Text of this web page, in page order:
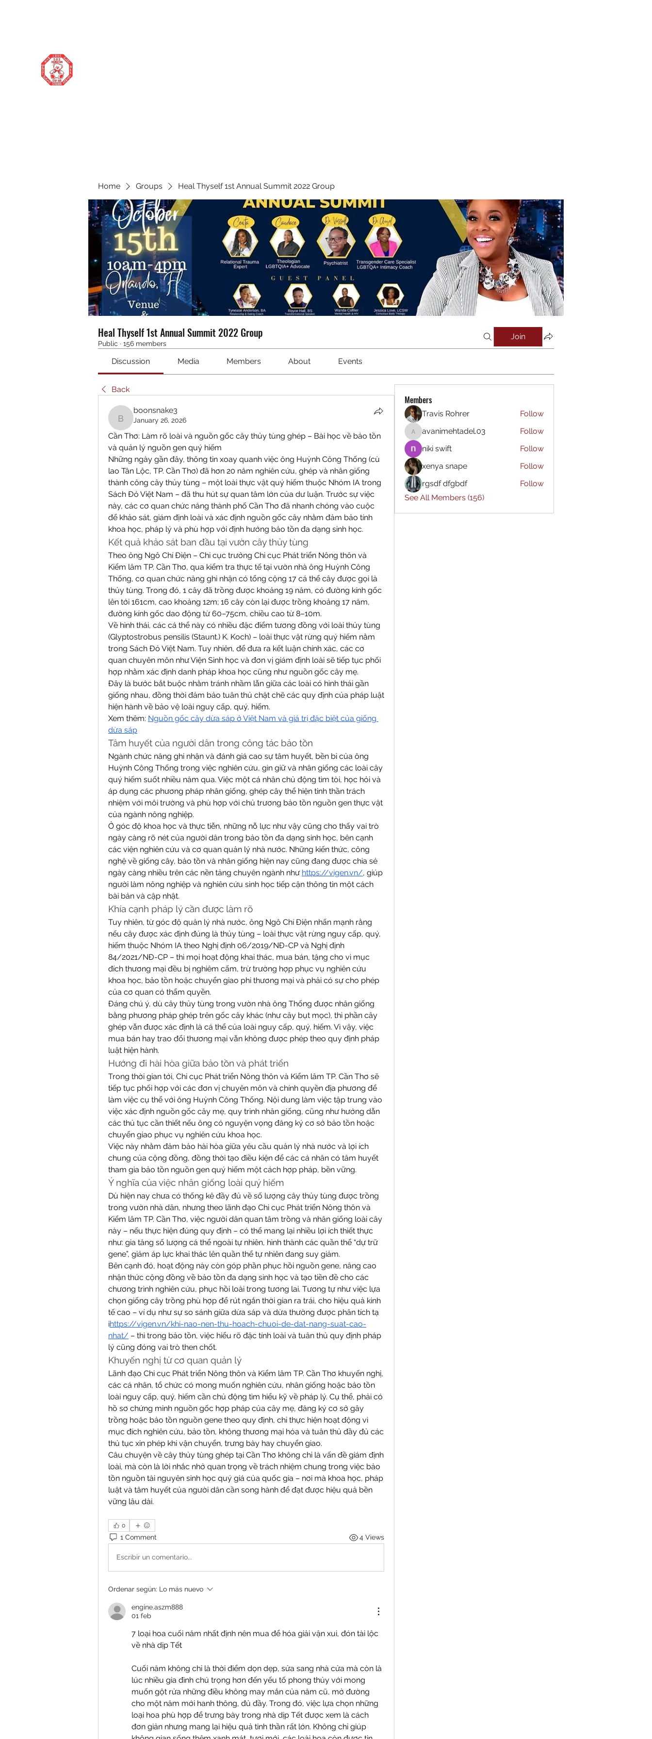
Home Groups Heal Thyself 1st Annual Summit 2022 Group
Heal Thyself 1st Annual Summit 2022 Group
Public · 156 members
Join
Discussion Media Members About Events
Back
boonsnake3
boonsnake3
January 26, 2026
Cần Thơ: Làm rõ loài và nguồn gốc cây thủy tùng ghép – Bài học về bảo tồn
và quản lý nguồn gen quý hiếm
Những ngày gần đây, thông tin xoay quanh việc ông Huỳnh Công Thống (cù
lao Tân Lộc, TP. Cần Thơ) đã hơn 20 năm nghiên cứu, ghép và nhân giống
thành công cây thủy tùng – một loài thực vật quý hiếm thuộc Nhóm IA trong
Sách Đỏ Việt Nam – đã thu hút sự quan tâm lớn của dư luận. Trước sự việc
này, các cơ quan chức năng thành phố Cần Thơ đã nhanh chóng vào cuộc
để khảo sát, giám định loài và xác định nguồn gốc cây nhằm đảm bảo tính
khoa học, pháp lý và phù hợp với định hướng bảo tồn đa dạng sinh học.
Kết quả khảo sát ban đầu tại vườn cây thủy tùng
Theo ông Ngô Chí Điện – Chi cục trưởng Chi cục Phát triển Nông thôn và
Kiểm lâm TP. Cần Thơ, qua kiểm tra thực tế tại vườn nhà ông Huỳnh Công
Thống, cơ quan chức năng ghi nhận có tổng cộng 17 cá thể cây được gọi là
thủy tùng. Trong đó, 1 cây đã trồng được khoảng 19 năm, có đường kính gốc
lên tới 161cm, cao khoảng 12m; 16 cây còn lại được trồng khoảng 17 năm,
đường kính gốc dao động từ 60–75cm, chiều cao từ 8–10m.
Về hình thái, các cá thể này có nhiều đặc điểm tương đồng với loài thủy tùng
(Glyptostrobus pensilis (Staunt.) K. Koch) – loài thực vật rừng quý hiếm nằm
trong Sách Đỏ Việt Nam. Tuy nhiên, để đưa ra kết luận chính xác, các cơ
quan chuyên môn như Viện Sinh học và đơn vị giám định loài sẽ tiếp tục phối
hợp nhằm xác định danh pháp khoa học cũng như nguồn gốc cây mẹ.
Đây là bước bắt buộc nhằm tránh nhầm lẫn giữa các loài có hình thái gần
giống nhau, đồng thời đảm bảo tuân thủ chặt chẽ các quy định của pháp luật
hiện hành về bảo vệ loài nguy cấp, quý, hiếm.
Xem thêm: Nguồn gốc cây dừa sáp ở Việt Nam và giá trị đặc biệt của giống
dừa sáp
Tâm huyết của người dân trong công tác bảo tồn
Ngành chức năng ghi nhận và đánh giá cao sự tâm huyết, bền bỉ của ông
Huỳnh Công Thống trong việc nghiên cứu, gìn giữ và nhân giống các loài cây
quý hiếm suốt nhiều năm qua. Việc một cá nhân chủ động tìm tòi, học hỏi và
áp dụng các phương pháp nhân giống, ghép cây thể hiện tinh thần trách
nhiệm với môi trường và phù hợp với chủ trương bảo tồn nguồn gen thực vật
của ngành nông nghiệp.
Ở góc độ khoa học và thực tiễn, những nỗ lực như vậy cũng cho thấy vai trò
ngày càng rõ nét của người dân trong bảo tồn đa dạng sinh học, bên cạnh
các viện nghiên cứu và cơ quan quản lý nhà nước. Những kiến thức, công
nghệ về giống cây, bảo tồn và nhân giống hiện nay cũng đang được chia sẻ
ngày càng nhiều trên các nền tảng chuyên ngành như https://vigen.vn/, giúp
người làm nông nghiệp và nghiên cứu sinh học tiếp cận thông tin một cách
bài bản và cập nhật.
Khía cạnh pháp lý cần được làm rõ
Tuy nhiên, từ góc độ quản lý nhà nước, ông Ngô Chí Điện nhấn mạnh rằng
nếu cây được xác định đúng là thủy tùng – loài thực vật rừng nguy cấp, quý,
hiếm thuộc Nhóm IA theo Nghị định 06/2019/NĐ-CP và Nghị định
84/2021/NĐ-CP – thì mọi hoạt động khai thác, mua bán, tặng cho vì mục
đích thương mại đều bị nghiêm cấm, trừ trường hợp phục vụ nghiên cứu
khoa học, bảo tồn hoặc chuyển giao phi thương mại và phải có sự cho phép
của cơ quan có thẩm quyền.
Đáng chú ý, dù cây thủy tùng trong vườn nhà ông Thống được nhân giống
bằng phương pháp ghép trên gốc cây khác (như cây bụt mọc), thì phần cây
ghép vẫn được xác định là cá thể của loài nguy cấp, quý, hiếm. Vì vậy, việc
mua bán hay trao đổi thương mại vẫn không được phép theo quy định pháp
luật hiện hành.
Hướng đi hài hòa giữa bảo tồn và phát triển
Trong thời gian tới, Chi cục Phát triển Nông thôn và Kiểm lâm TP. Cần Thơ sẽ
tiếp tục phối hợp với các đơn vị chuyên môn và chính quyền địa phương để
làm việc cụ thể với ông Huỳnh Công Thống. Nội dung làm việc tập trung vào
việc xác định nguồn gốc cây mẹ, quy trình nhân giống, cũng như hướng dẫn
các thủ tục cần thiết nếu ông có nguyện vọng đăng ký cơ sở bảo tồn hoặc
chuyển giao phục vụ nghiên cứu khoa học.
Việc này nhằm đảm bảo hài hòa giữa yêu cầu quản lý nhà nước và lợi ích
chung của cộng đồng, đồng thời tạo điều kiện để các cá nhân có tâm huyết
tham gia bảo tồn nguồn gen quý hiếm một cách hợp pháp, bền vững.
Ý nghĩa của việc nhân giống loài quý hiếm
Dù hiện nay chưa có thống kê đầy đủ về số lượng cây thủy tùng được trồng
trong vườn nhà dân, nhưng theo lãnh đạo Chi cục Phát triển Nông thôn và
Kiểm lâm TP. Cần Thơ, việc người dân quan tâm trồng và nhân giống loài cây
này – nếu thực hiện đúng quy định – có thể mang lại nhiều lợi ích thiết thực
như: gia tăng số lượng cá thể ngoài tự nhiên, hình thành các quần thể “dự trữ
gene”, giảm áp lực khai thác lên quần thể tự nhiên đang suy giảm.
Bên cạnh đó, hoạt động này còn góp phần phục hồi nguồn gene, nâng cao
nhận thức cộng đồng về bảo tồn đa dạng sinh học và tạo tiền đề cho các
chương trình nghiên cứu, phục hồi loài trong tương lai. Tương tự như việc lựa
chọn giống cây trồng phù hợp để rút ngắn thời gian ra trái, cho hiệu quả kinh
tế cao – ví dụ như sự so sánh giữa dừa sáp và dừa thường được phân tích tạ
ihttps://vigen.vn/khi-nao-nen-thu-hoach-chuoi-de-dat-nang-suat-cao-
nhat/ – thì trong bảo tồn, việc hiểu rõ đặc tính loài và tuân thủ quy định pháp
lý cũng đóng vai trò then chốt.
Khuyến nghị từ cơ quan quản lý
Lãnh đạo Chi cục Phát triển Nông thôn và Kiểm lâm TP. Cần Thơ khuyến nghị,
các cá nhân, tổ chức có mong muốn nghiên cứu, nhân giống hoặc bảo tồn
loài nguy cấp, quý, hiếm cần chủ động tìm hiểu kỹ về pháp lý. Cụ thể, phải có
hồ sơ chứng minh nguồn gốc hợp pháp của cây mẹ, đăng ký cơ sở gây
trồng hoặc bảo tồn nguồn gene theo quy định, chỉ thực hiện hoạt động vì
mục đích nghiên cứu, bảo tồn, không thương mại hóa và tuân thủ đầy đủ các
thủ tục xin phép khi vận chuyển, trưng bày hay chuyển giao.
Câu chuyện về cây thủy tùng ghép tại Cần Thơ không chỉ là vấn đề giám định
loài, mà còn là lời nhắc nhở quan trọng về trách nhiệm chung trong việc bảo
tồn nguồn tài nguyên sinh học quý giá của quốc gia – nơi mà khoa học, pháp
luật và tâm huyết của người dân cần song hành để đạt được hiệu quả bền
vững lâu dài.
0
1 Comment 4 Views
Escribir un comentario...
Ordenar según: Lo más nuevo
engine.aszm888
01 feb
7 loại hoa cuối năm nhất định nên mua để hóa giải vận xui, đón tài lộc
về nhà dịp Tết
Cuối năm không chỉ là thời điểm dọn dẹp, sửa sang nhà cửa mà còn là
lúc nhiều gia đình chú trọng hơn đến yếu tố phong thủy với mong
muốn gột rửa những điều không may mắn của năm cũ, mở đường
cho một năm mới hanh thông, đủ đầy. Trong đó, việc lựa chọn những
loại hoa phù hợp để trưng bày trong nhà dịp Tết được xem là cách
đơn giản nhưng mang lại hiệu quả tinh thần rất lớn. Không chỉ giúp
Members
Travis Rohrer Follow
avanimehtadel.03
avanimehtadel.03
Follow
niki swift
Follow
xenya snape
Follow
rgsdf dfgbdf
Follow
See All Members (156)